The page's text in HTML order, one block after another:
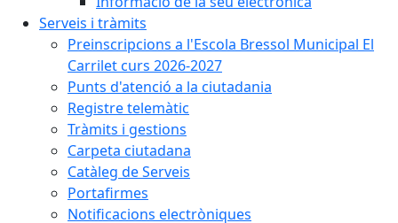
Serveis i tràmits
Preinscripcions a l'Escola Bressol Municipal El
Carrilet curs 2026-2027
Punts d'atenció a la ciutadania
Registre telemàtic
Tràmits i gestions
Carpeta ciutadana
Catàleg de Serveis
Portafirmes
Notificacions electròniques